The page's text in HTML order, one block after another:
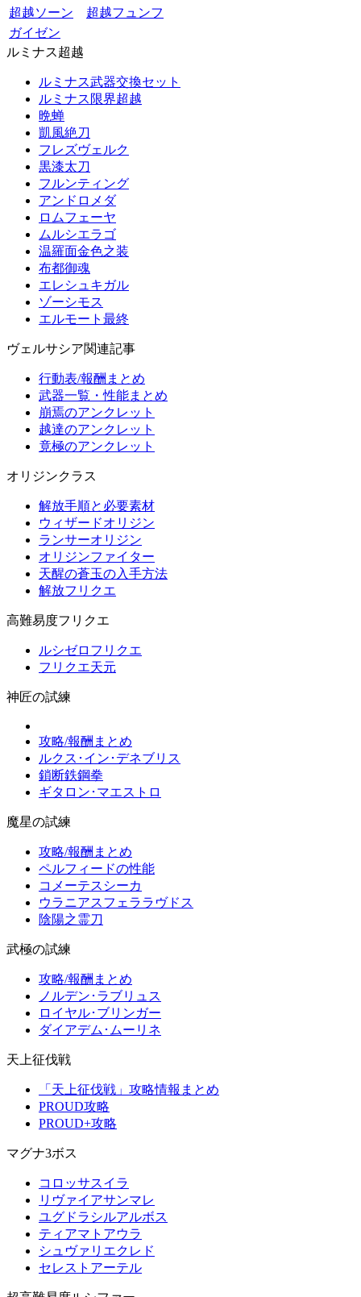
超越ソーン
超越フュンフ
ガイゼン
ルミナス超越
ルミナス武器交換セット
ルミナス限界超越
晩蝉
凱風絶刀
フレズヴェルク
黒漆太刀
フルンティング
アンドロメダ
ロムフェーヤ
ムルシエラゴ
温羅面金色之装
布都御魂
エレシュキガル
ゾーシモス
エルモート最終
ヴェルサシア関連記事
行動表/報酬まとめ
武器一覧・性能まとめ
崩焉のアンクレット
越達のアンクレット
竟極のアンクレット
オリジンクラス
解放手順と必要素材
ウィザードオリジン
ランサーオリジン
オリジンファイター
天醒の蒼玉の入手方法
解放フリクエ
高難易度フリクエ
ルシゼロフリクエ
フリクエ天元
神匠の試練
攻略/報酬まとめ
ルクス･イン･デネブリス
鎖断鉄鋼拳
ギタロン･マエストロ
魔星の試練
攻略/報酬まとめ
ペルフィードの性能
コメーテスシーカ
ウラニアスフェララヴドス
陰陽之霊刀
武極の試練
攻略/報酬まとめ
ノルデン･ラブリュス
ロイヤル･ブリンガー
ダイアデム･ムーリネ
天上征伐戦
「天上征伐戦」攻略情報まとめ
PROUD攻略
PROUD+攻略
マグナ3ボス
コロッサスイラ
リヴァイアサンマレ
ユグドラシルアルボス
ティアマトアウラ
シュヴァリエクレド
セレストアーテル